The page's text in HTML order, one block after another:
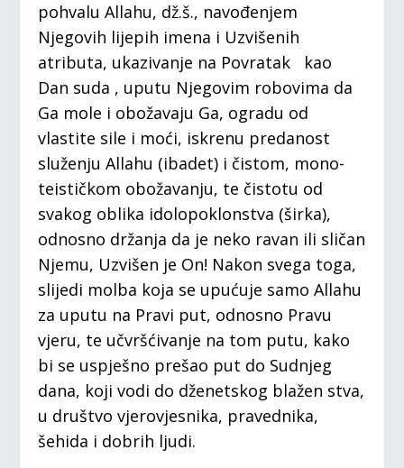
pohvalu Allahu, dž.š., navođenjem
Njegovih lijepih imena i Uzvišenih
atributa, ukazivanje na Povratak kao
Dan suda , uputu Njegovim robovima da
Ga mole i obožavaju Ga, ogradu od
vlastite sile i moći, iskrenu predanost
služenju Allahu (ibadet) i čistom, mono-
teističkom obožavanju, te čistotu od
svakog oblika idolopoklonstva (širka),
odnosno držanja da je neko ravan ili sličan
Njemu, Uzvišen je On! Nakon svega toga,
slijedi molba koja se upućuje samo Allahu
za uputu na Pravi put, odnosno Pravu
vjeru, te učvršćivanje na tom putu, kako
bi se uspješno prešao put do Sudnjeg
dana, koji vodi do dženetskog blažen stva,
u društvo vjerovjesnika, pravednika,
šehida i dobrih ljudi.